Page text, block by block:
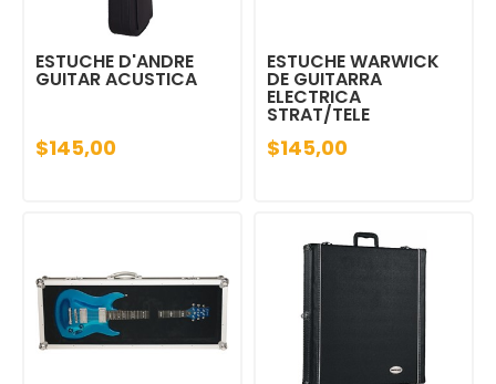
ESTUCHE D'ANDRE
GUITAR ACUSTICA
$145,00
ESTUCHE WARWICK
DE GUITARRA
ELECTRICA
STRAT/TELE
$145,00